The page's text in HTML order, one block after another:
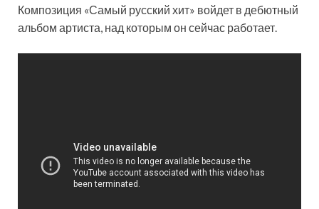
Композиция «Самый русский хит» войдет в дебютный
альбом артиста, над которым он сейчас работает.